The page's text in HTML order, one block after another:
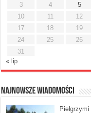
3
4 5
10
11 12
17
18 19
24
25 26
31
« lip
Najnowsze Wiadomości
Pielgrzymi